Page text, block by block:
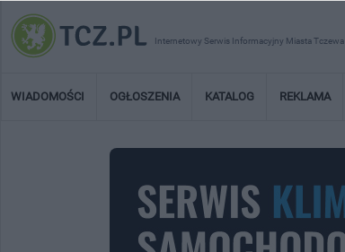
Internetowy Serwis Informacyjny Miasta Tczewa
WIADOMOŚCI OGŁOSZENIA KATALOG REKLAMA